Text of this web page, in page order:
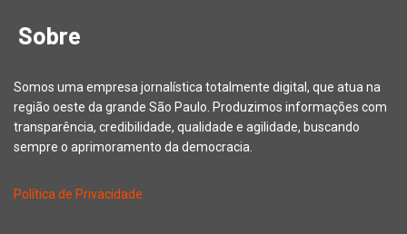
Sobre
Somos uma empresa jornalística totalmente digital, que atua na
região oeste da grande São Paulo. Produzimos informações com
transparência, credibilidade, qualidade e agilidade, buscando
sempre o aprimoramento da democracia.
Política de Privacidade